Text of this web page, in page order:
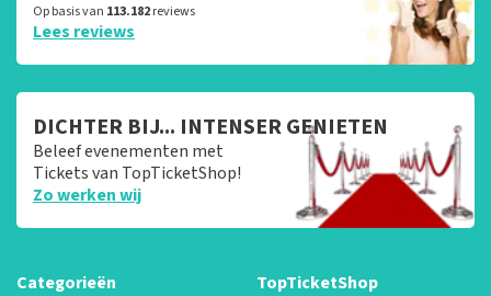
Op basis van 113.182reviews
Lees reviews
DICHTER BIJ... INTENSER GENIETEN
Beleef evenementen met
Tickets van TopTicketShop!
Zo werken wij
Categorieën
TopTicketShop